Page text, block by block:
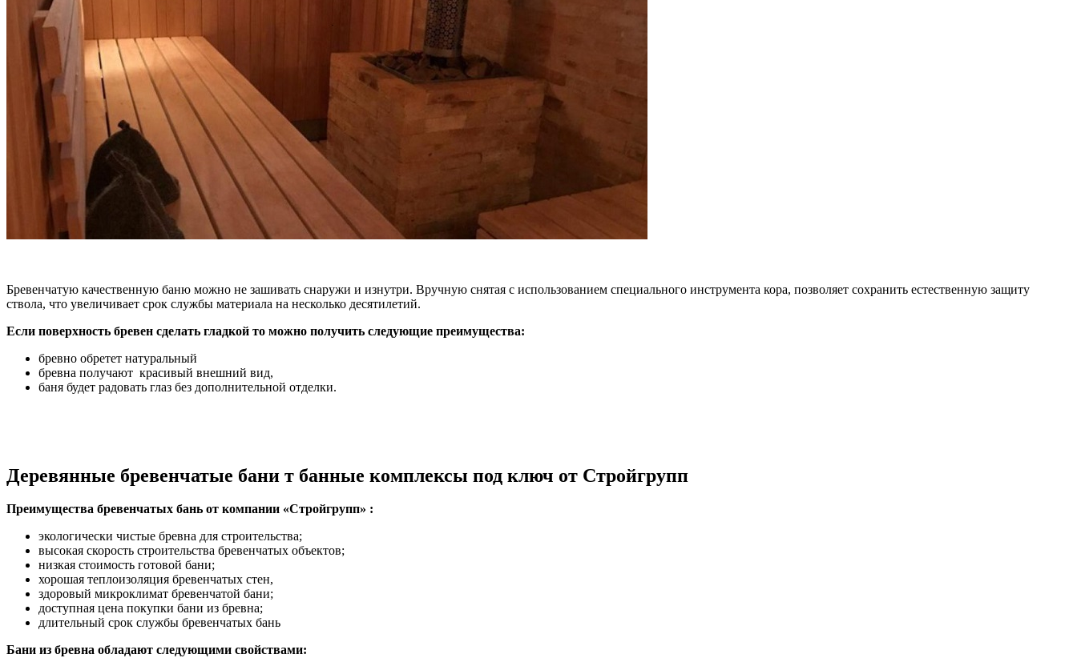
Бревенчатую качественную баню можно не зашивать снаружи и изнутри. Вручную снятая с использованием специального инструмента кора, позволяет сохранить естественную защиту
ствола, что увеличивает срок службы материала на несколько десятилетий.
Если поверхность бревен сделать гладкой то можно получить следующие преимущества:
бревно обретет натуральный
бревна получают красивый внешний вид,
баня будет радовать глаз без дополнительной отделки.
Деревянные бревенчатые бани т банные комплексы под ключ от Стройгрупп
Преимущества бревенчатых бань от компании «Стройгрупп» :
экологически чистые бревна для строительства;
высокая скорость строительства бревенчатых объектов;
низкая стоимость готовой бани;
хорошая теплоизоляция бревенчатых стен,
здоровый микроклимат бревенчатой бани;
доступная цена покупки бани из бревна;
длительный срок службы бревенчатых бань
Бани из бревна обладают следующими свойствами: